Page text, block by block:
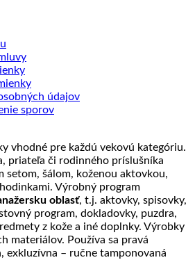
údajov
sporov
vhodné pre každú vekovú kategóriu.
priateľa či rodinného príslušníka
setom, šálom, koženou aktovkou,
Výrobný program
oblasť, t.j. aktovky, spisovky,
program, dokladovky, puzdra,
z kože a iné doplnky. Výrobky
materiálov. Používa sa pravá
exkluzívna – ručne tamponovaná